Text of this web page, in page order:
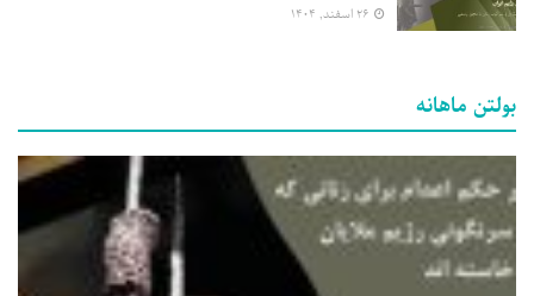
بولتن ماهانه